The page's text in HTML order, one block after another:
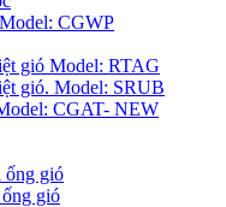
CGWP
gió Model: RTAG
gió. Model: SRUB
CGAT- NEW
ống gió
gió